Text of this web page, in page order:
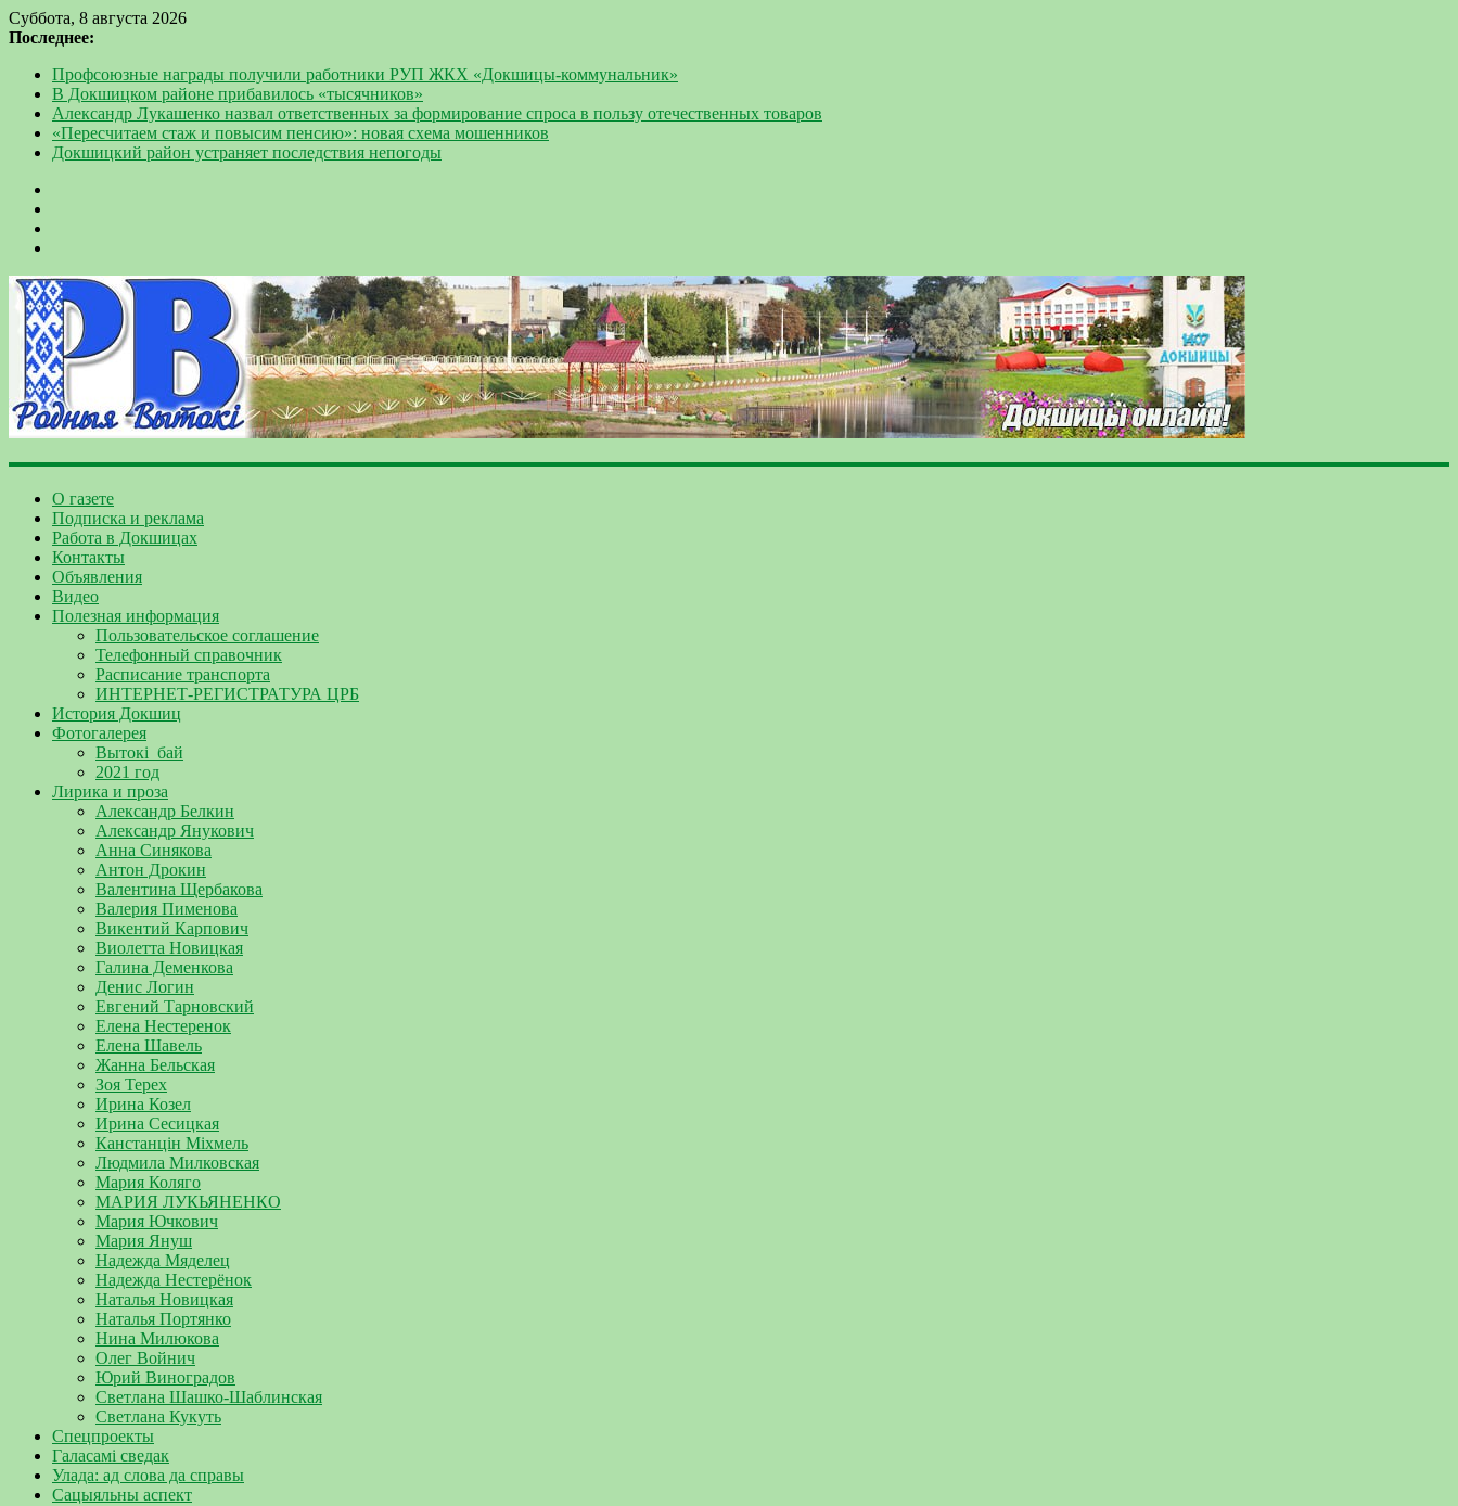
Суббота, 8 августа 2026
Последнее:
Профсоюзные награды получили работники РУП ЖКХ «Докшицы-коммунальник»
В Докшицком районе прибавилось «тысячников»
Александр Лукашенко назвал ответственных за формирование спроса в пользу отечественных товаров
«Пересчитаем стаж и повысим пенсию»: новая схема мошенников
Докшицкий район устраняет последствия непогоды
О газете
Подписка и реклама
Работа в Докшицах
Контакты
Объявления
Видео
Полезная информация
Пользовательское соглашение
Телефонный справочник
Расписание транспорта
ИНТЕРНЕТ-РЕГИСТРАТУРА ЦРБ
История Докшиц
Фотогалерея
Вытокі_бай
2021 год
Лирика и проза
Александр Белкин
Александр Янукович
Анна Синякова
Антон Дрокин
Валентина Щербакова
Валерия Пименова
Викентий Карпович
Виолетта Новицкая
Галина Деменкова
Денис Логин
Евгений Тарновский
Елена Нестеренок
Елена Шавель
Жанна Бельская
Зоя Терех
Ирина Козел
Ирина Сесицкая
Канстанцін Міхмель
Людмила Милковская
Мария Коляго
МАРИЯ ЛУКЬЯНЕНКО
Мария Ючкович
Мария Януш
Надежда Мяделец
Надежда Нестерёнок
Наталья Новицкая
Наталья Портянко
Нина Милюкова
Олег Войнич
Юрий Виноградов
Светлана Шашко-Шаблинская
Светлана Кукуть
Спецпроекты
Галасамі сведак
Улада: ад слова да справы
Сацыяльны аспект